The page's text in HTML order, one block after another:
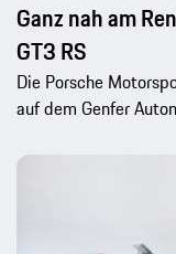
Ganz nah am
GT3 RS
Die Porsche
auf dem Genfer